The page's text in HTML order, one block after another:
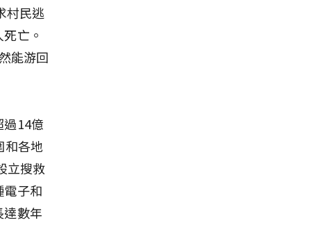
村民逃
亡。
能游回
過14億
和各地
立搜救
電子和
達數年